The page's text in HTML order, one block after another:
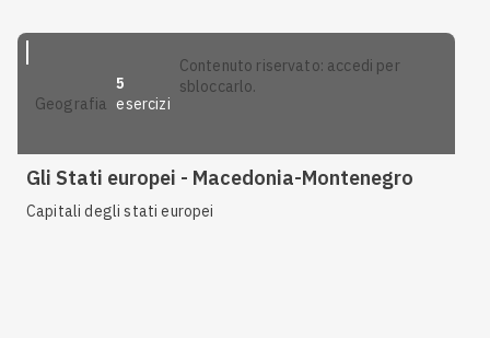
geografia
5
esercizi
contenuto riservato: accedi per
sbloccarlo.
Gli Stati europei - Macedonia-Montenegro
Capitali degli stati europei